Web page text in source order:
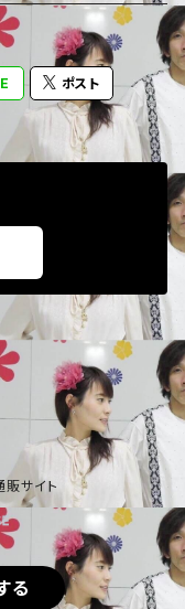
ポスト
サイト
る